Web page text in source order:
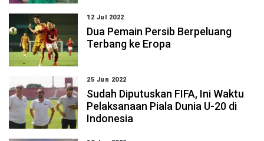
12 Jul 2022
Dua Pemain Persib Berpeluang
Terbang ke Eropa
25 Jun 2022
Sudah Diputuskan FIFA, Ini Waktu
Pelaksanaan Piala Dunia U-20 di
Indonesia